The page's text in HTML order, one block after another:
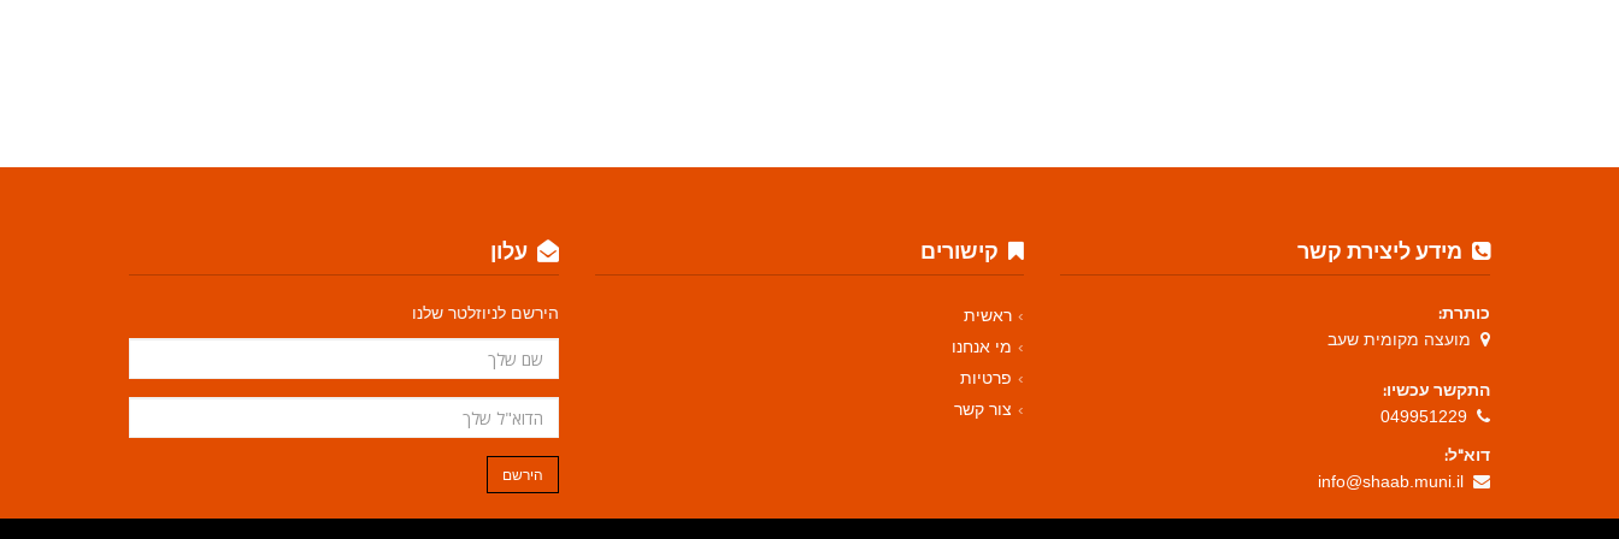
מידע ליצירת קשר
כותרת:
מועצה מקומית שעב
התקשר עכשיו:
049951229
דוא"ל:
info@shaab.muni.il
קישורים
ראשית
מי אנחנו
פרטיות
צור קשר
עלון
הירשם לניוזלטר שלנו
הירשם